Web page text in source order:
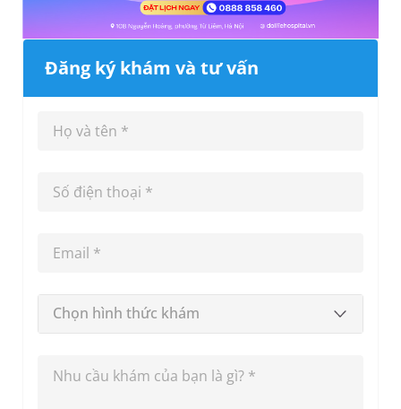
Đăng ký khám và tư vấn
Chọn hình thức khám